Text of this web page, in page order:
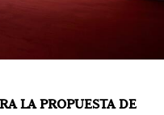
LA PROPUESTA DE